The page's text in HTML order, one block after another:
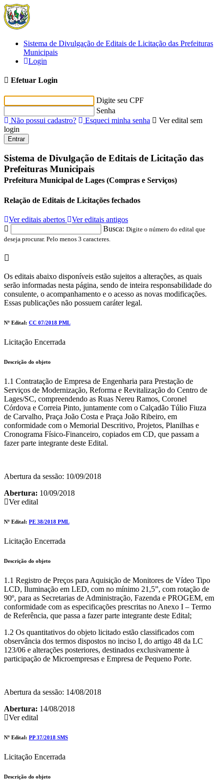
Sistema de Divulgação de Editais de Licitação das Prefeituras
Municipais
Login
Efetuar Login
Digite seu CPF
Senha
Não possui cadastro?
Esqueci minha senha
Ver edital sem
login
Entrar
Sistema de Divulgação de Editais de Licitação das
Prefeituras Municipais
Prefeitura Municipal de Lages (Compras e Serviços)
Relação de Editais de Licitações fechados
Ver editais abertos
Ver editais antigos
Busca: Digite o número do edital que
deseja procurar. Pelo menos 3 caracteres.
Os editais abaixo disponíveis estão sujeitos a alterações, as quais
serão informadas nesta página, sendo de inteira responsabilidade do
consulente, o acompanhamento e o acesso as novas modificações.
Essas publicações não possuem caráter legal.
Nº Edital: CC 07/2018 PML
Licitação Encerrada
Descrição do objeto
1.1 Contratação de Empresa de Engenharia para Prestação de
Serviços de Modernização, Reforma e Revitalização do Centro de
Lages/SC, compreendendo as Ruas Nereu Ramos, Coronel
Córdova e Correia Pinto, juntamente com o Calçadão Túlio Fiuza
de Carvalho, Praça João Costa e Praça João Ribeiro, em
conformidade com o Memorial Descritivo, Projetos, Planilhas e
Cronograma Físico-Financeiro, copiados em CD, que passam a
fazer parte integrante deste Edital.
Abertura da sessão: 10/09/2018
Abertura: 10/09/2018
Ver edital
Nº Edital: PE 38/2018 PML
Licitação Encerrada
Descrição do objeto
1.1 Registro de Preços para Aquisição de Monitores de Vídeo Tipo
LCD, Iluminação em LED, com no mínimo 21,5”, com rotação de
90º, para as Secretarias de Administração, Fazenda e PROGEM, em
conformidade com as especificações prescritas no Anexo I – Termo
de Referência, que passa a fazer parte integrante deste Edital;
1.2 Os quantitativos do objeto licitado estão classificados com
observância dos termos dispostos no inciso I, do artigo 48 da LC
123/06 e alterações posteriores, destinados exclusivamente à
participação de Microempresas e Empresa de Pequeno Porte.
Abertura da sessão: 14/08/2018
Abertura: 14/08/2018
Ver edital
Nº Edital: PP 37/2018 SMS
Licitação Encerrada
Descrição do objeto